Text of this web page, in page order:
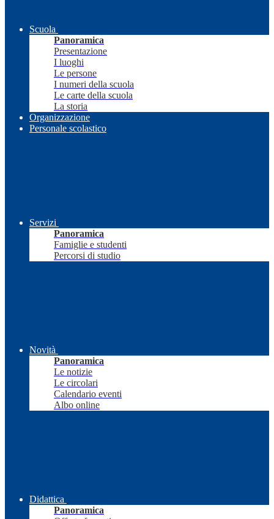
Scuola
Panoramica
Presentazione
I luoghi
Le persone
I numeri della scuola
Le carte della scuola
La storia
Organizzazione
Personale scolastico
Servizi
Panoramica
Famiglie e studenti
Percorsi di studio
Novità
Panoramica
Le notizie
Le circolari
Calendario eventi
Albo online
Didattica
Panoramica